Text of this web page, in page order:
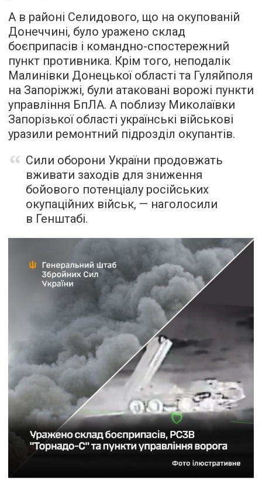
А в районі Селидового, що на окупованій
Донеччині, було уражено склад
боєприпасів і командно-спостережний
пункт противника. Крім того, неподалік
Малинівки Донецької області та Гуляйполя
на Запоріжжі, були атаковані ворожі пункти
управління БпЛА. А поблизу Миколаївки
Запорізької області українські військові
уразили ремонтний підрозділ окупантів.
Сили оборони України продовжать
вживати заходів для зниження
бойового потенціалу російських
окупаційних військ, — наголосили
в Генштабі.